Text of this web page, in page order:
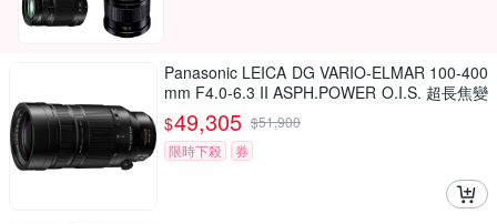
Panasonic LEICA DG VARIO-ELMAR 100-400
mm F4.0-6.3 II ASPH.POWER O.I.S. 超長焦變
焦鏡頭 公司貨 H-RSA100400G
$49,305 $51,900
限時下殺
券